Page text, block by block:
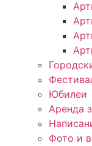
Юбилеи
Аренда
Фото и